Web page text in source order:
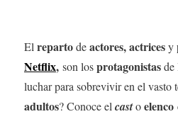
El repartodeactores, actricesy
Netflix, son losprotagonistasde
luchar para sobrevivir en el
adultos? Conoce el casto